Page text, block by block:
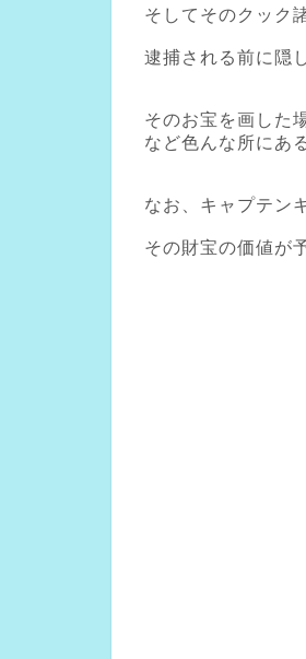
そしてそのクック
逮捕される前に隠
そのお宝を画した
など色んな所にあ
なお、キャプテン
その財宝の価値が